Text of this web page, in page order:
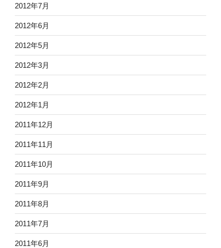
2012年7月
2012年6月
2012年5月
2012年3月
2012年2月
2012年1月
2011年12月
2011年11月
2011年10月
2011年9月
2011年8月
2011年7月
2011年6月